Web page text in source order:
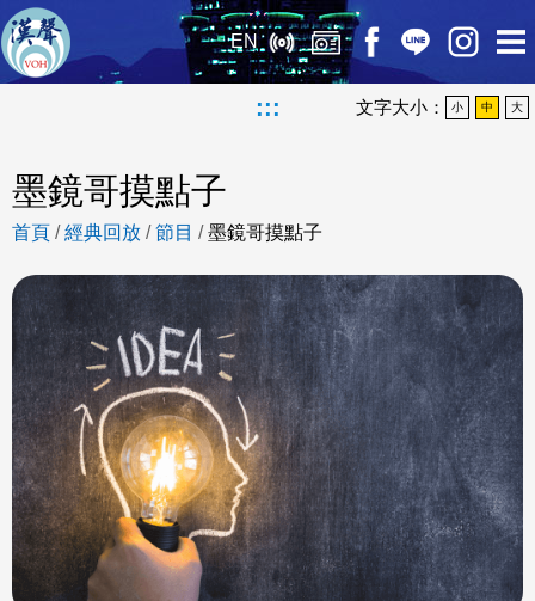
EN
::: 文字大小： 小 中 大
墨鏡哥摸點子
首頁 /經典回放 /節目 /墨鏡哥摸點子